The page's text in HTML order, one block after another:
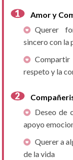
Amor y
Querer
sincero con la
respeto y la
Deseo de
apoyo
Querer a
de la vida